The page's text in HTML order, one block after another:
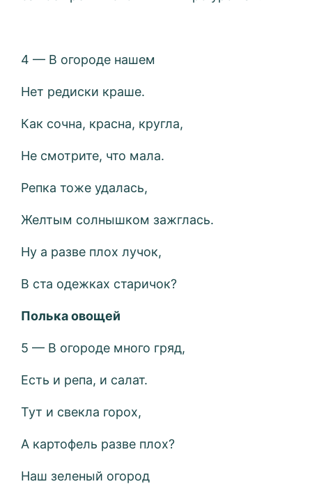
4 — В огороде нашем
Нет редиски краше.
Как сочна, красна, кругла,
Не смотрите, что мала.
Репка тоже удалась,
Желтым солнышком зажглась.
Ну а разве плох лучок,
В ста одежках старичок?
Полька овощей
5 — В огороде много гряд,
Есть и репа, и салат.
Тут и свекла горох,
А картофель разве плох?
Наш зеленый огород